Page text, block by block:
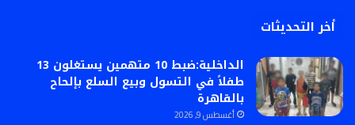
أخر التحديثات
الداخلية:ضبط 10 متهمين يستغلون 13
طفلاً في التسول وبيع السلع بإلحاح
بالقاهرة
أغسطس 9, 2026